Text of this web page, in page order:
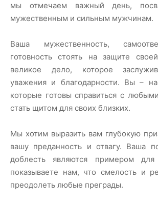
мы отмечаем важный день,
мужественным и сильным мужчинам.
Ваша мужественность,
готовность стоять на защите
великое дело, которое
уважения и благодарности. Вы –
которые готовы справиться с
стать щитом для своих близких.
Мы хотим выразить вам глубокую
вашу преданность и отвагу. Ваша
доблесть являются примером
показываете нам, что смелость и
преодолеть любые преграды.